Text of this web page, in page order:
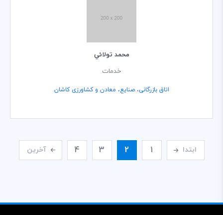
محمد تولائي
خدمات
اتاق بازرگانی، صنایع، معادن و کشاورزی کاشان
ابتدا 1
2
3
4 آخرین